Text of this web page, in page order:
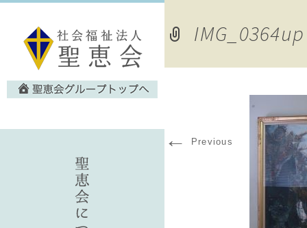
IMG_0364up
← Previous